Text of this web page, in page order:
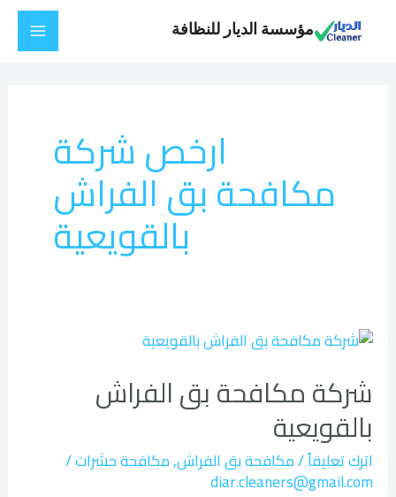
مؤسسة الديار للنظافة
Main
ارخص شركة
مكافحة بق الفراش
بالقويعية
شركة مكافحة بق الفراش
بالقويعية
اترك تعليقاً/مكافحة بق الفراش,مكافحة حشرات/
diar.cleaners@gmail.com
شركة
بق
الفراش
بالقويعية